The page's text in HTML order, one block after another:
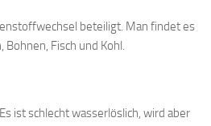
beteiligt. Man findet es
Fisch und Kohl.
ist schlecht wasserlöslich, wird aber